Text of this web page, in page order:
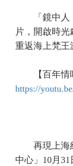
「鏡中人，
片，開啟時光
重返海上梵王
【百年情
https://
再現上海
中心」10月31